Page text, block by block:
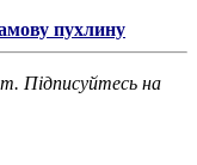
пухлину
Підписуйтесь на